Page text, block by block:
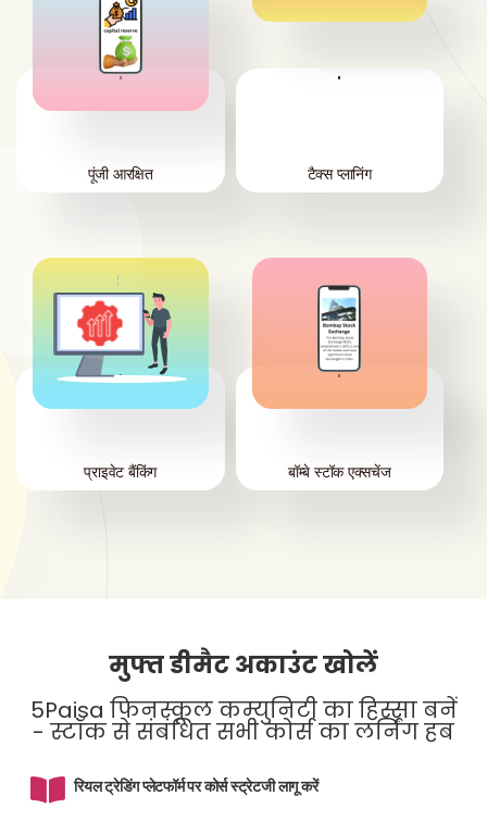
'
पूंजी आरक्षित
'
टैक्स प्लानिंग
'
प्राइवेट बैंकिंग
'
बॉम्बे स्टॉक एक्सचेंज
मुफ्त डीमैट अकाउंट खोलें
5Paisa फिनस्कूल कम्युनिटी का हिस्सा बनें
- स्टॉक से संबंधित सभी कोर्स का लर्निंग हब
रियल ट्रेडिंग प्लेटफॉर्म पर कोर्स स्ट्रेटजी लागू करें